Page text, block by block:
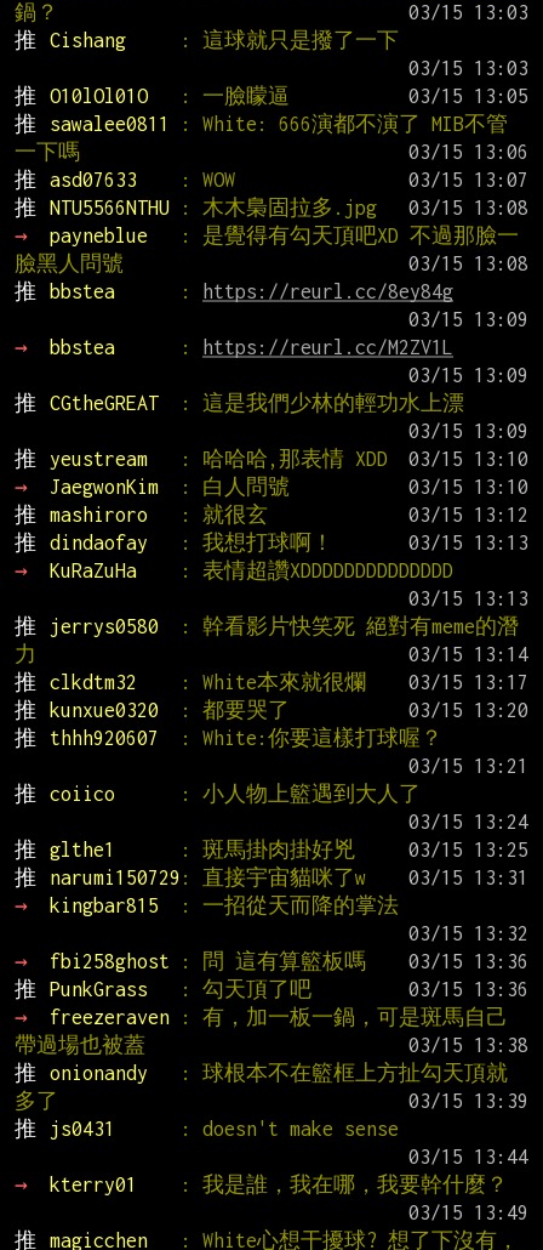
鍋？
推
Cishang
: 這球就只是撥了一下
推
O10lOl01O : 一臉矇逼
推
sawalee0811
: White: 666演都不演了 MIB不管
一下嗎
推
asd07633 : WOW
推
NTU5566NTHU : 木木梟固拉多.jpg
→
payneblue
: 是覺得有勾天頂吧XD 不過那臉一
臉黑人問號
推
bbstea :
https://reurl.cc/8ey84g
→
bbstea :
https://reurl.cc/M2ZV1L
推
CGtheGREAT
: 這是我們少林的輕功水上漂
推
yeustream : 哈哈哈,那表情 XDD
→
JaegwonKim : 白人問號
推
mashiroro : 就很玄
推
dindaofay : 我想打球啊！
→
KuRaZuHa
: 表情超讚XDDDDDDDDDDDDDD
推
jerrys0580
: 幹看影片快笑死 絕對有meme的潛
力
推
clkdtm32 : White本來就很爛
推
kunxue0320 : 都要哭了
推
thhh920607
: White:你要這樣打球喔？
推
coiico
: 小人物上籃遇到大人了
推
glthe1 : 斑馬掛肉掛好兇
推
narumi150729 : 直接宇宙貓咪了w
→
kingbar815
: 一招從天而降的掌法
→
fbi258ghost : 問 這有算籃板嗎
推
PunkGrass : 勾天頂了吧
→
freezeraven
: 有，加一板一鍋，可是斑馬自己
帶過場也被蓋
推
onionandy
: 球根本不在籃框上方扯勾天頂就
多了
推
js0431
: doesn't make sense
→
kterry01
: 我是誰，我在哪，我要幹什麼？
推
magicchen : White心想干擾球? 想了下沒有，